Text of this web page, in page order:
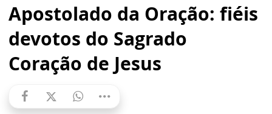
Apostolado da Oração: fiéis
devotos do Sagrado
Coração de Jesus